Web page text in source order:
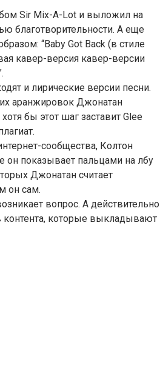
Sir Mix-A-Lot и выложил на
благотворительности. А еще
“Baby Got Back (в стиле
кавер-версия кавер-версии
и лирические версии песни.
аранжировок Джонатан
бы этот шаг заставит Glee
сообщества, Колтон
он показывает пальцами на лбу
Джонатан считает
он сам.
вопрос. А действительно
которые выкладывают